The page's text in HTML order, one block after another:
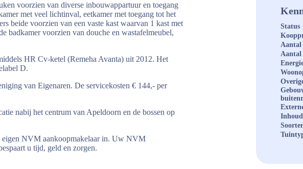
voorzien van diverse inbouwappartuur en toegang
met veel lichtinval, eetkamer met toegang tot het
beide voorzien van een vaste kast waarvan 1 kast met
badkamer voorzien van douche en wastafelmeubel,
HR Cv-ketel (Remeha Avanta) uit 2012. Het
D.
van Eigenaren. De servicekosten € 144,- per
nabij het centrum van Apeldoorn en de bossen op
eigen NVM aankoopmakelaar in. Uw NVM
u tijd, geld en zorgen.
Status
Aantal
Aantal
Inhoud